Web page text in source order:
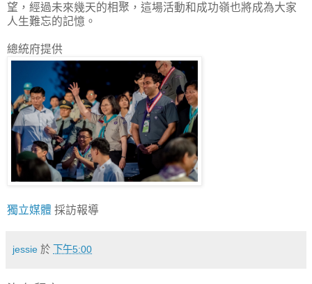
望，經過未來幾天的相聚，這場活動和成功嶺也將成為大家
人生難忘的記憶。
總統府提供
獨立媒體 採訪報導
jessie 於 下午5:00